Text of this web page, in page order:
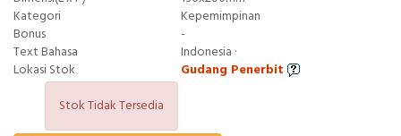
Kategori
Kepemimpinan
Bonus
-
Text Bahasa
Indonesia ·
Lokasi Stok
Gudang Penerbit
Stok Tidak Tersedia